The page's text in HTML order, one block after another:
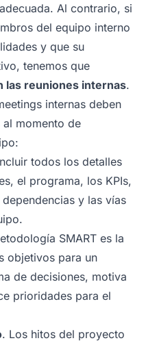
Al contrario, si
del equipo interno
y que su
tenemos que
las reuniones internas.
internas deben
momento de
todos los detalles
el programa, los KPIs,
y las vías
SMART es la
objetivos para un
de decisiones, motiva
prioridades para el
. Los hitos del proyecto